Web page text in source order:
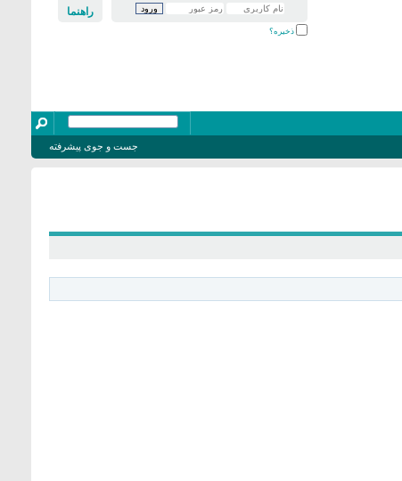
راهنما
ذخیره؟
جست و جوی پیشرفته